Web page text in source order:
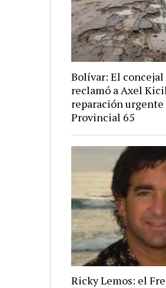
Bolívar: El concejal
reclamó a Axel
reparación urgente
Provincial 65
Ricky Lemos: el